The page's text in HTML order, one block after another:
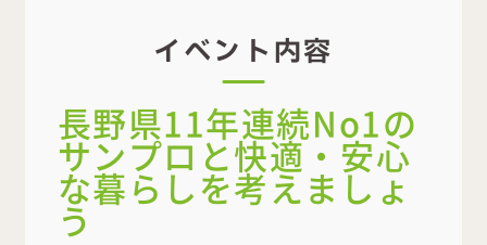
イベント内容
長野県11年連続No1の
サンプロと快適・安心
な暮らしを考えましょ
う